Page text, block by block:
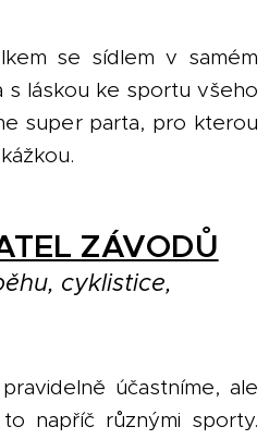
se sídlem v samém
s láskou ke sportu všeho
super parta, pro kterou
ZÁVODŮ
cyklistice,
účastníme, ale
napříč různými sporty.